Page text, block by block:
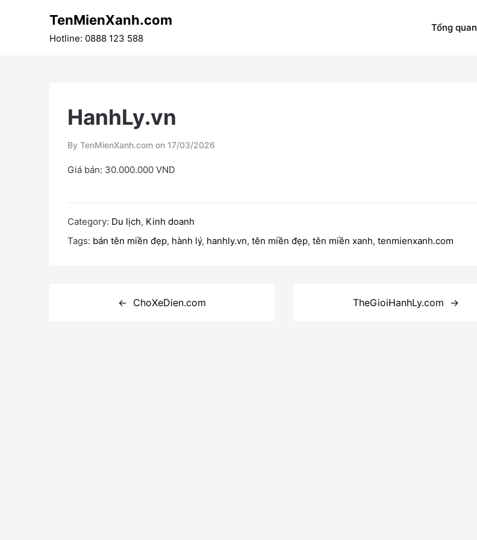
TenMienXanh.com
Hotline: 0888 123 588
Tổng quan
HanhLy.vn
By TenMienXanh.com on 17/03/2026
Giá bán: 30.000.000 VND
Category: Du lịch, Kinh doanh
Tags: bán tên miền đẹp, hành lý, hanhly.vn, tên miền đẹp, tên miền xanh, tenmienxanh.com
ChoXeDien.com TheGioiHanhLy.com